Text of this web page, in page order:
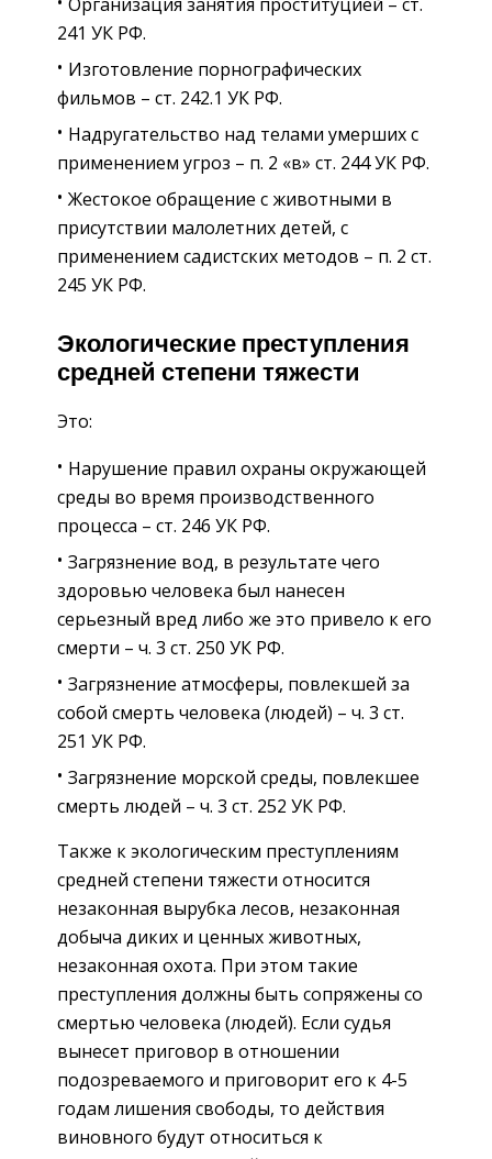
241 УК РФ.
Изготовление порнографических
фильмов – ст. 242.1 УК РФ.
Надругательство над телами умерших с
применением угроз – п. 2 «в» ст. 244 УК РФ.
Жестокое обращение с животными в
присутствии малолетних детей, с
применением садистских методов – п. 2 ст.
245 УК РФ.
Экологические преступления
средней степени тяжести
Это:
Нарушение правил охраны окружающей
среды во время производственного
процесса – ст. 246 УК РФ.
Загрязнение вод, в результате чего
здоровью человека был нанесен
серьезный вред либо же это привело к его
смерти – ч. 3 ст. 250 УК РФ.
Загрязнение атмосферы, повлекшей за
собой смерть человека (людей) – ч. 3 ст.
251 УК РФ.
Загрязнение морской среды, повлекшее
смерть людей – ч. 3 ст. 252 УК РФ.
Также к экологическим преступлениям
средней степени тяжести относится
незаконная вырубка лесов, незаконная
добыча диких и ценных животных,
незаконная охота. При этом такие
преступления должны быть сопряжены со
смертью человека (людей). Если судья
вынесет приговор в отношении
подозреваемого и приговорит его к 4-5
годам лишения свободы, то действия
виновного будут относиться к